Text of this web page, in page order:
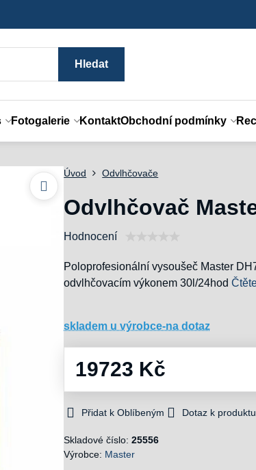
Hledat
Fotogalerie KontaktObchodní podmínky
Úvod Odvlhčovače
Odvlhčovač
Hodnocení
Poloprofesionální vysoušeč Master
odvlhčovacím výkonem 30l/24hod
skladem u výrobce-na dotaz
19723 Kč
Přidat k Oblíbeným Dotaz k produktu
Skladové číslo:25556
Výrobce: Master